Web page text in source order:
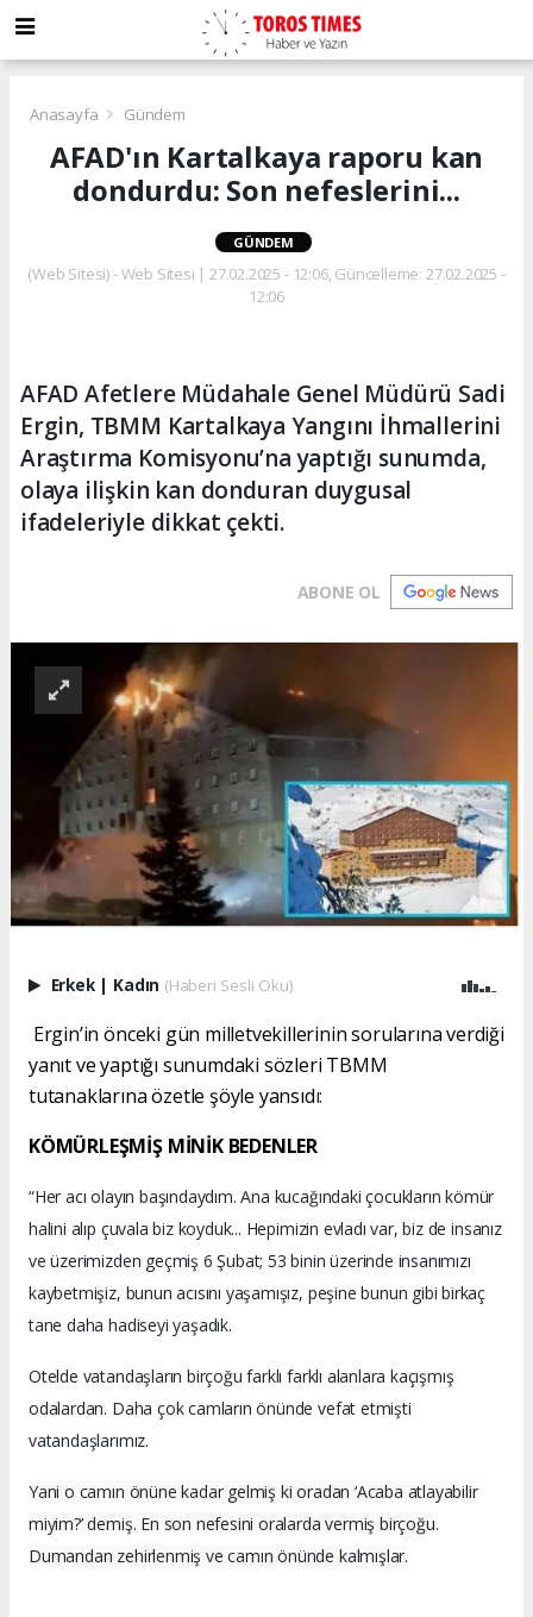
Anasayfa Gündem
AFAD'ın Kartalkaya raporu kan
dondurdu: Son nefeslerini...
GÜNDEM
(Web Sitesi) - Web Sitesi | 27.02.2025 - 12:06, Güncelleme: 27.02.2025 -
12:06
AFAD Afetlere Müdahale Genel Müdürü Sadi
Ergin, TBMM Kartalkaya Yangını İhmallerini
Araştırma Komisyonu’na yaptığı sunumda,
olaya ilişkin kan donduran duygusal
ifadeleriyle dikkat çekti.
ABONE OL
Erkek | Kadın (Haberi Sesli Oku)
Ergin’in önceki gün milletvekillerinin sorularına verdiği
yanıt ve yaptığı sunumdaki sözleri TBMM
tutanaklarına özetle şöyle yansıdı:
KÖMÜRLEŞMİŞ MİNİK BEDENLER
“Her acı olayın başındaydım. Ana kucağındaki çocukların kömür
halini alıp çuvala biz koyduk... Hepimizin evladı var, biz de insanız
ve üzerimizden geçmiş 6 Şubat; 53 binin üzerinde insanımızı
kaybetmişiz, bunun acısını yaşamışız, peşine bunun gibi birkaç
tane daha hadiseyi yaşadık.
Otelde vatandaşların birçoğu farklı farklı alanlara kaçışmış
odalardan. Daha çok camların önünde vefat etmişti
vatandaşlarımız.
Yani o camın önüne kadar gelmiş ki oradan ‘Acaba atlayabilir
miyim?’ demiş. En son nefesini oralarda vermiş birçoğu.
Dumandan zehirlenmiş ve camın önünde kalmışlar.